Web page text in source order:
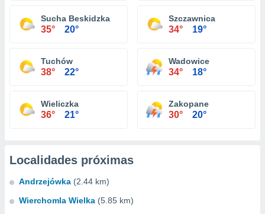
Sucha Beskidzka
35° 20°
Szczawnica
34° 19°
Tuchów
38° 22°
Wadowice
34° 18°
Wieliczka
36° 21°
Zakopane
30° 20°
Localidades próximas
Andrzejówka (2.44 km)
Wierchomla Wielka (5.85 km)